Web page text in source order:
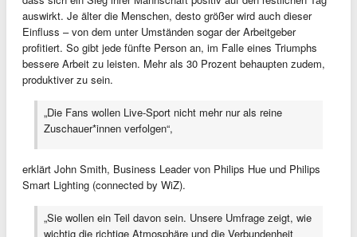
auswirkt. Je älter die Menschen, desto größer wird auch dieser
Einfluss – von dem unter Umständen sogar der Arbeitgeber
profitiert. So gibt jede fünfte Person an, im Falle eines Triumphs
bessere Arbeit zu leisten. Mehr als 30 Prozent behaupten zudem,
produktiver zu sein.
„Die Fans wollen Live-Sport nicht mehr nur als reine
Zuschauer*innen verfolgen“,
erklärt John Smith, Business Leader von Philips Hue und Philips
Smart Lighting (connected by WiZ).
„Sie wollen ein Teil davon sein. Unsere Umfrage zeigt, wie
wichtig die richtige Atmosphäre und die Verbundenheit